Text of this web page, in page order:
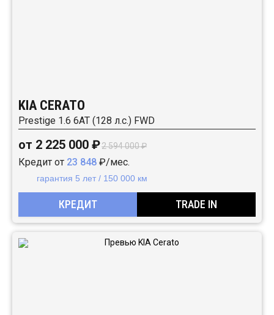
KIA CERATO
Prestige 1.6 6AT (128 л.с.) FWD
от 2 225 000 ₽2 594 000 ₽
Кредит от 23 848 ₽/мес.
гарантия 5 лет / 150 000 км
КРЕДИТ TRADE IN